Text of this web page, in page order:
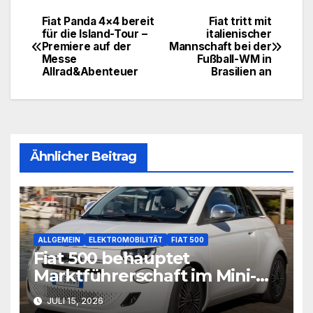
BeitragsnavigationFiat tritt mit
italienischer
Mannschaft bei der
Fußball-WM in
Brasilien an
Fiat Panda 4×4 bereit
für die Island-Tour –
Premiere auf der
Messe
Allrad&Abenteuer
Ähnlicher Beitrag
ALLGEMEIN ELEKTROMOBILITÄT FIAT 500
Fiat 500 behauptet
Marktführerschaft im Mini-
Segment
JULI 15, 2026